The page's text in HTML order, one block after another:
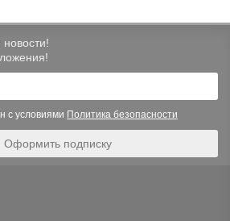
с условиями Политика безопасности
Оформить подписку